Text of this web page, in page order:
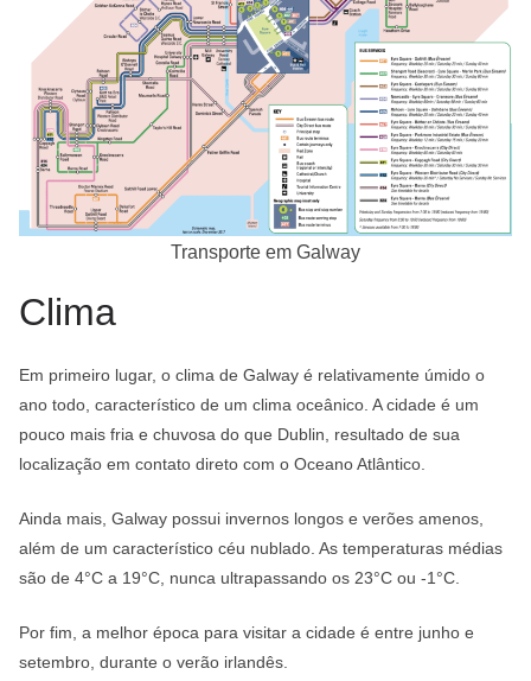
Transporte em Galway
Clima
Em primeiro lugar, o clima de Galway é relativamente úmido o
ano todo, característico de um clima oceânico. A cidade é um
pouco mais fria e chuvosa do que Dublin, resultado de sua
localização em contato direto com o Oceano Atlântico.
Ainda mais, Galway possui invernos longos e verões amenos,
além de um característico céu nublado. As temperaturas médias
são de 4°C a 19°C, nunca ultrapassando os 23°C ou -1°C.
Por fim, a melhor época para visitar a cidade é entre junho e
setembro, durante o verão irlandês.